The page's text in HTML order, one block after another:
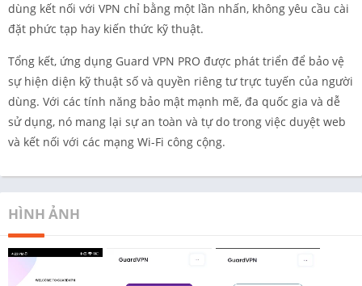
dùng kết nối với VPN chỉ bằng một lần nhấn, không yêu cầu cài
đặt phức tạp hay kiến thức kỹ thuật.
Tổng kết, ứng dụng Guard VPN PRO được phát triển để bảo vệ
sự hiện diện kỹ thuật số và quyền riêng tư trực tuyến của người
dùng. Với các tính năng bảo mật mạnh mẽ, đa quốc gia và dễ
sử dụng, nó mang lại sự an toàn và tự do trong việc duyệt web
và kết nối với các mạng Wi-Fi công cộng.
HÌNH ẢNH